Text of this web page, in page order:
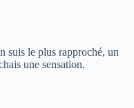
suis le plus rapproché, un
une sensation.